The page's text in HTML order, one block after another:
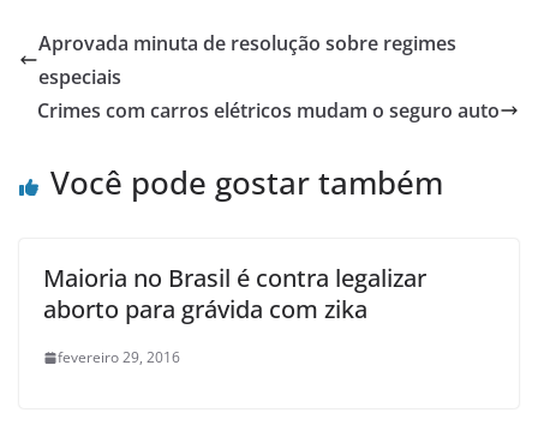
Aprovada minuta de resolução sobre regimes
especiais
Crimes com carros elétricos mudam o seguro auto
Você pode gostar também
Maioria no Brasil é contra legalizar
aborto para grávida com zika
fevereiro 29, 2016